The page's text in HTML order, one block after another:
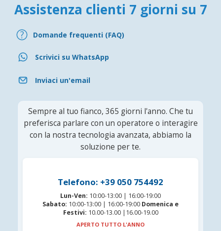
Assistenza clienti 7 giorni su 7
Domande frequenti (FAQ)
Scrivici su WhatsApp
Inviaci un'email
Sempre al tuo fianco, 365 giorni l'anno. Che tu
preferisca parlare con un operatore o interagire
con la nostra tecnologia avanzata, abbiamo la
soluzione per te.
Telefono: +39 050 754492
Lun-Ven: 10:00-13:00 | 16:00-19:00
Sabato: 10:00-13:00 | 16:00-19:00 Domenica e
Festivi: 10.00-13.00 |16.00-19.00
APERTO TUTTO L'ANNO